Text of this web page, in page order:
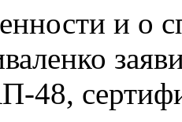
и о
48,